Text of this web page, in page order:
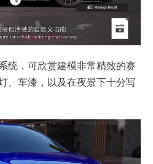
统，可欣赏建模非常精致的赛
、车漆，以及在夜景下十分写